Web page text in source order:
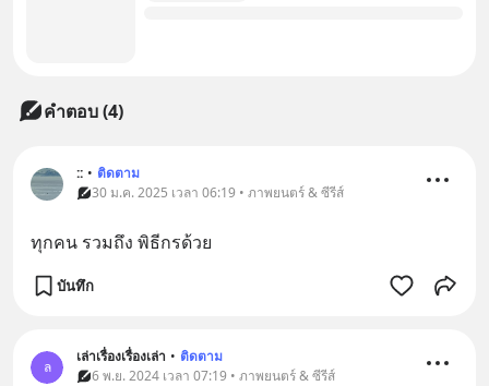
คำตอบ (4)
:: • ติดตาม
30 ม.ค. 2025 เวลา 06:19 • ภาพยนตร์ & ซีรีส์
ทุกคน รวมถึง พิธีกรด้วย
บันทึก
ล
เล่าเรื่องเรื่องเล่า • ติดตาม
6 พ.ย. 2024 เวลา 07:19 • ภาพยนตร์ & ซีรีส์